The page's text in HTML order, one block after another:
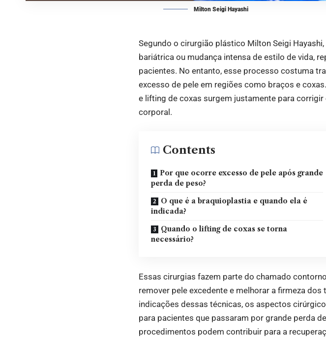
Milton Seigi Hayashi
Segundo o cirurgião plástico Milton Seigi
bariátrica ou mudança intensa de estilo de vida,
pacientes. No entanto, esse processo costuma
excesso de pele em regiões como braços e
e lifting de coxas surgem justamente para
corporal.
Contents
Por que ocorre excesso de pele após grande
perda de peso?
O que é a braquioplastia e quando ela é
indicada?
Quando o lifting de coxas se torna
necessário?
Essas cirurgias fazem parte do chamado
remover pele excedente e melhorar a firmeza
indicações dessas técnicas, os aspectos
para pacientes que passaram por grande perda
procedimentos podem contribuir para a